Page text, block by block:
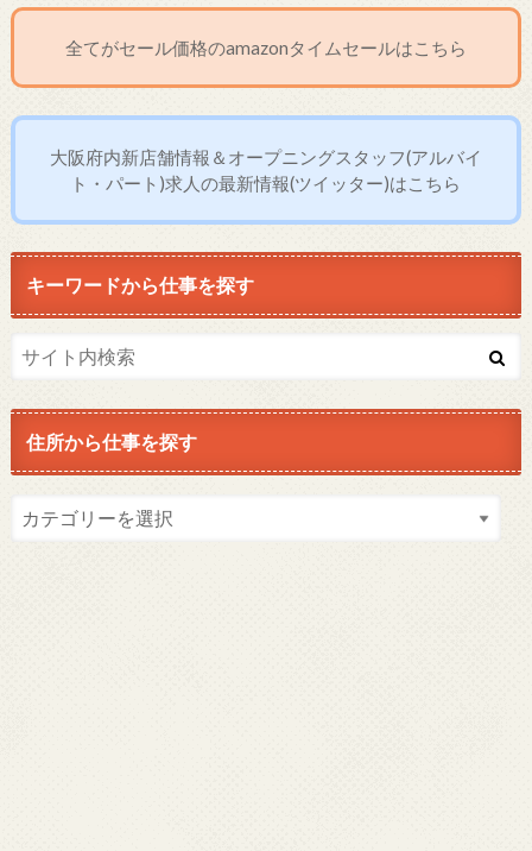
全てがセール価格のamazonタイムセールはこちら
大阪府内新店舗情報＆オープニングスタッフ(アルバイ
ト・パート)求人の最新情報(ツイッター)はこちら
キーワードから仕事を探す
住所から仕事を探す